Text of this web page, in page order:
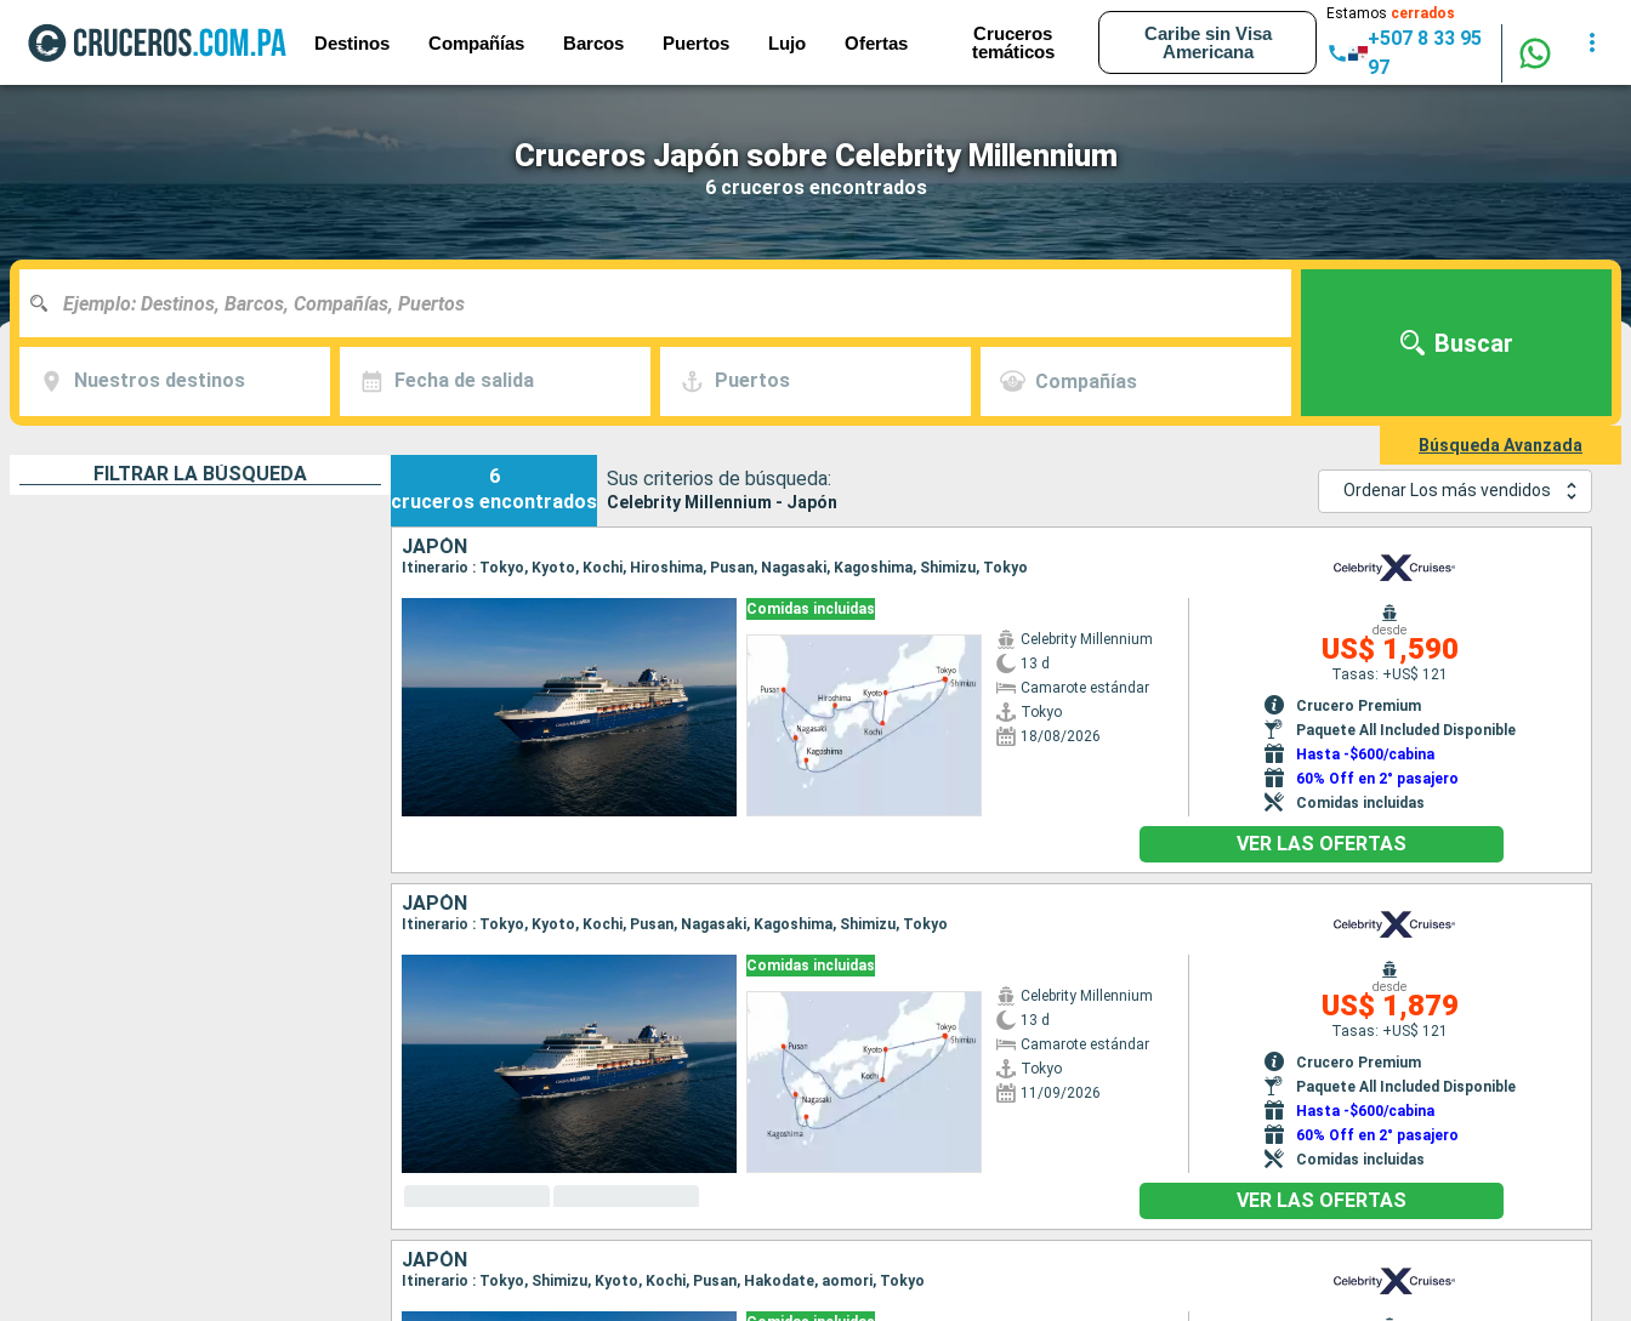
Destinos Compañías Barcos Puertos Lujo Ofertas
Cruceros
temáticos
Caribe sin Visa
Americana
Estamos cerrados
+507 8 33 95
97
Cruceros Japón sobre Celebrity Millennium
6 cruceros encontrados
Nuestros destinos Fecha de salida Puertos Compañías
Buscar
Búsqueda Avanzada
FILTRAR LA BÚSQUEDA
6
cruceros encontrados
Sus criterios de búsqueda:
Celebrity Millennium - Japón
Ordenar Los más vendidos
JAPÓN
Itinerario : Tokyo, Kyoto, Kochi, Hiroshima, Pusan, Nagasaki, Kagoshima, Shimizu, Tokyo
Comidas incluidas
Celebrity Millennium
13 d
Camarote estándar
Tokyo
18/08/2026
desde
US$ 1,590
Tasas: +US$ 121
Crucero Premium
Paquete All Included Disponible
Hasta -$600/cabina
60% Off en 2° pasajero
Comidas incluidas
VER LAS OFERTAS
JAPÓN
Itinerario : Tokyo, Kyoto, Kochi, Pusan, Nagasaki, Kagoshima, Shimizu, Tokyo
Comidas incluidas
Celebrity Millennium
13 d
Camarote estándar
Tokyo
11/09/2026
desde
US$ 1,879
Tasas: +US$ 121
Crucero Premium
Paquete All Included Disponible
Hasta -$600/cabina
60% Off en 2° pasajero
Comidas incluidas
VER LAS OFERTAS
JAPÓN
Itinerario : Tokyo, Shimizu, Kyoto, Kochi, Pusan, Hakodate, aomori, Tokyo